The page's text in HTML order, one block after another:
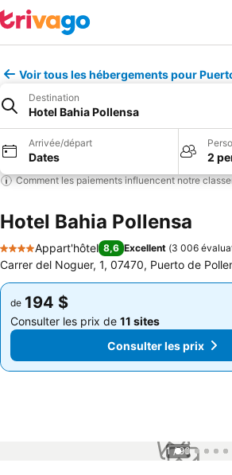
Voir tous les hébergements pour
Destination
Hotel Bahia Pollensa
Arrivée/départ
Dates 2
Comment les paiements influencent notre
Hotel Bahia Pollensa
4 Étoiles
Appart'hôtel 8,6 Excellent (3 006
Carrer del Noguer, 1, 07470, Puerto de
de 194 $
Consulter les prix de 11 sites
Consulter les prix
de 194 $
Consulter les prix de 11 sites
Consulter les prix
1 / 96